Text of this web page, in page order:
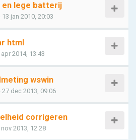
en lege batterij
13 jan 2010, 20:03
html
2014, 13:43
wswin
27 dec 2013, 09:06
corrigeren
nov 2013, 12:28